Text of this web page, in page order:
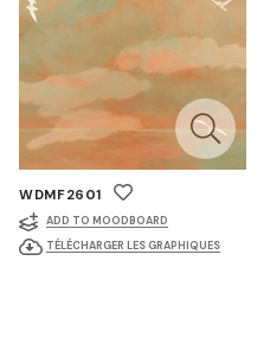
WDMF2601
ADD TO MOODBOARD
TÉLÉCHARGER LES GRAPHIQUES